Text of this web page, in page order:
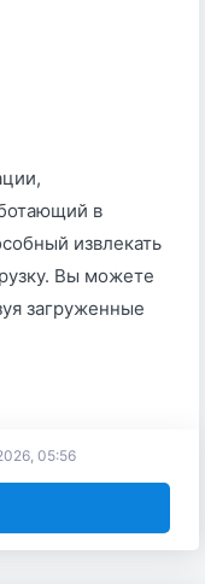
в
извлекать
Вы можете
загруженные
05:56